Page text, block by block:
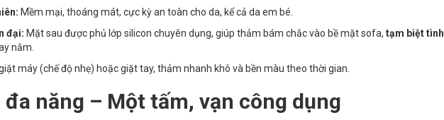
Mềm mại, thoáng mát, cực kỳ an toàn cho da, kể cả da em bé.
đại: Mặt sau được phủ lớp silicon chuyên dụng, giúp thảm bám chắc vào bề mặt sofa, tạm biệt tình
nằm.
máy (chế độ nhẹ) hoặc giặt tay, thảm nhanh khô và bền màu theo thời gian.
năng – Một tấm, vạn công dụng